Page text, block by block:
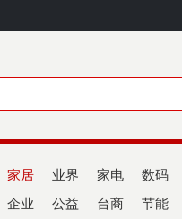
家居 业界 家电 数码
企业 公益 台商 节能